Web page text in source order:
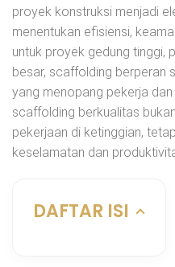
proyek konstruksi menjadi
menentukan efisiensi,
untuk proyek gedung tinggi,
besar, scaffolding berperan
yang menopang pekerja
scaffolding berkualitas
pekerjaan di ketinggian,
keselamatan dan
DAFTAR ISI